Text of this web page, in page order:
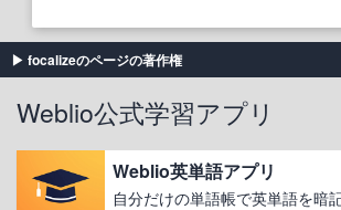
focalizeのページの著作権
Weblio公式学習アプリ
Weblio英単語アプリ
自分だけの単語帳で英単語を暗